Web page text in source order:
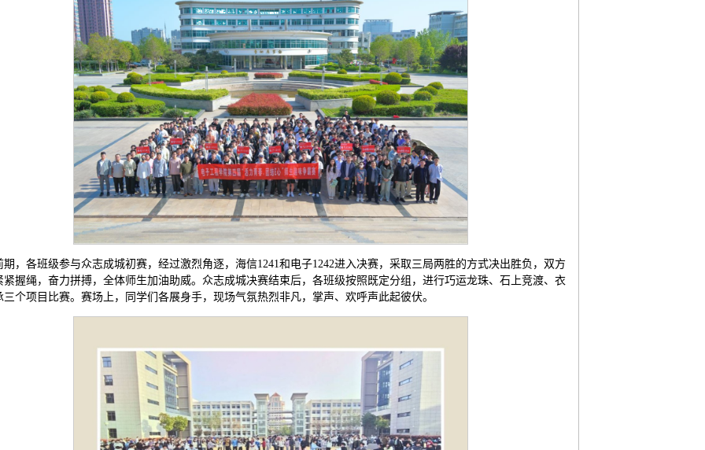
期，各班级参与众志成城初赛，经过激烈角逐，海信1241和电子1242进入决赛，采取三局两胜的方式决出胜负，双方
紧握绳，奋力拼搏，全体师生加油助威。众志成城决赛结束后，各班级按照既定分组，进行巧运龙珠、石上竞渡、衣
三个项目比赛。赛场上，同学们各展身手，现场气氛热烈非凡，掌声、欢呼声此起彼伏。